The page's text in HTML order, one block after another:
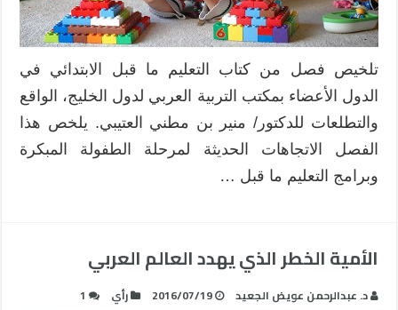
ما
قبل
الابتدائي
مغلقة
تلخيص فصل من كتاب التعليم ما قبل الابتدائي في
الدول الأعضاء بمكتب التربية العربي لدول الخليج، الواقع
والتطلعات للدكتور/ منير بن مطني العتيبي. يلخص هذا
الفصل الاتجاهات الحديثة لمرحلة الطفولة المبكرة
وبرامج التعليم ما قبل …
الأمية الخطر الذي يهدد العالم العربي
د. عبدالرحمن عويض الجعيد 2016/07/19 رأي 1